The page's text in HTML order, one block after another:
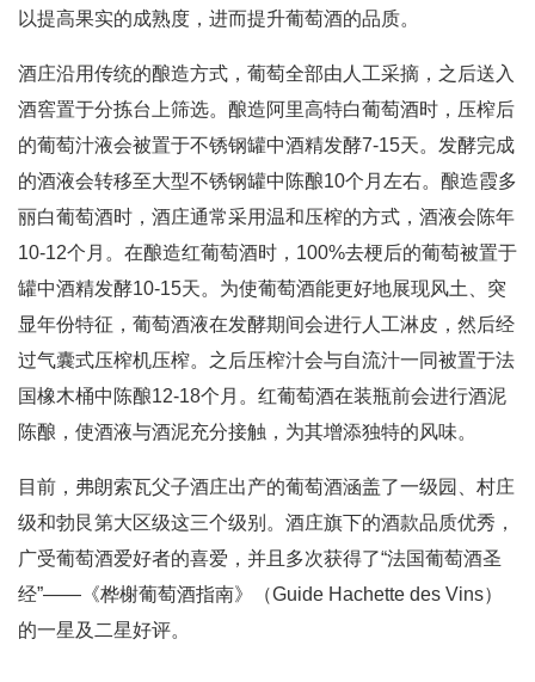
以提高果实的成熟度，进而提升葡萄酒的品质。
酒庄沿用传统的酿造方式，葡萄全部由人工采摘，之后送入
酒窖置于分拣台上筛选。酿造阿里高特白葡萄酒时，压榨后
的葡萄汁液会被置于不锈钢罐中酒精发酵7-15天。发酵完成
的酒液会转移至大型不锈钢罐中陈酿10个月左右。酿造霞多
丽白葡萄酒时，酒庄通常采用温和压榨的方式，酒液会陈年
10-12个月。在酿造红葡萄酒时，100%去梗后的葡萄被置于
罐中酒精发酵10-15天。为使葡萄酒能更好地展现风土、突
显年份特征，葡萄酒液在发酵期间会进行人工淋皮，然后经
过气囊式压榨机压榨。之后压榨汁会与自流汁一同被置于法
国橡木桶中陈酿12-18个月。红葡萄酒在装瓶前会进行酒泥
陈酿，使酒液与酒泥充分接触，为其增添独特的风味。
目前，弗朗索瓦父子酒庄出产的葡萄酒涵盖了一级园、村庄
级和勃艮第大区级这三个级别。酒庄旗下的酒款品质优秀，
广受葡萄酒爱好者的喜爱，并且多次获得了“法国葡萄酒圣
经”——《桦榭葡萄酒指南》（Guide Hachette des Vins）
的一星及二星好评。